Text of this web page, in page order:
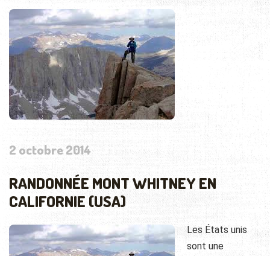
2 octobre 2014
RANDONNÉE MONT WHITNEY EN
CALIFORNIE (USA)
Les États unis
sont une